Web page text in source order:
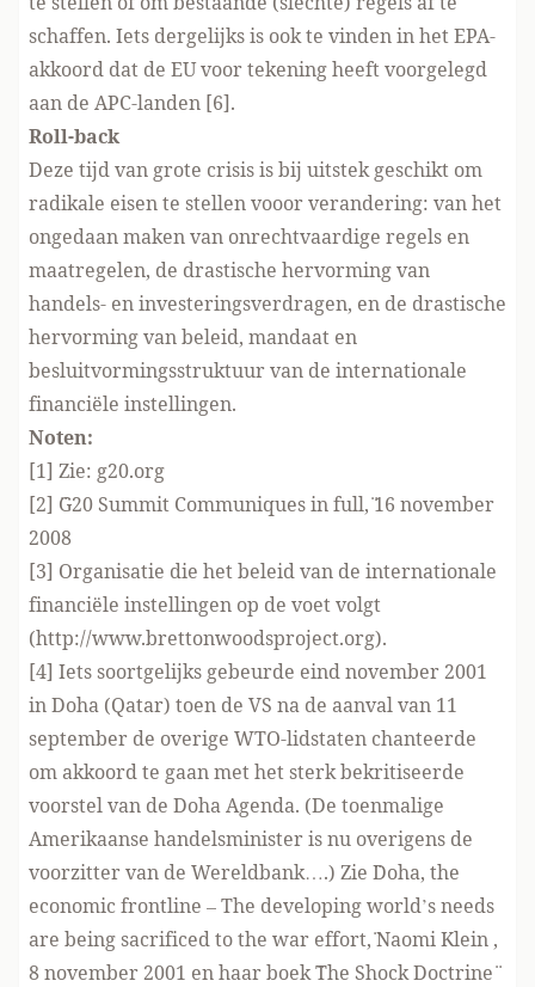
schaffen. Iets dergelijks is ook te vinden in het EPA-
akkoord dat de EU voor tekening heeft voorgelegd
aan de APC-landen [6].
Roll-back
Deze tijd van grote crisis is bij uitstek geschikt om
radikale eisen te stellen vooor verandering: van het
ongedaan maken van onrechtvaardige regels en
maatregelen, de drastische hervorming van
handels- en investeringsverdragen, en de drastische
hervorming van beleid, mandaat en
besluitvormingsstruktuur van de internationale
financiële instellingen.
Noten:
[1] Zie: g20.org
[2] ¨G20 Summit Communiques in full,¨16 november
2008
[3] Organisatie die het beleid van de internationale
financiële instellingen op de voet volgt
(http://www.brettonwoodsproject.org).
[4] Iets soortgelijks gebeurde eind november 2001
in Doha (Qatar) toen de VS na de aanval van 11
september de overige WTO-lidstaten chanteerde
om akkoord te gaan met het sterk bekritiseerde
voorstel van de Doha Agenda. (De toenmalige
Amerikaanse handelsminister is nu overigens de
voorzitter van de Wereldbank….) Zie ¨Doha, the
economic frontline – The developing world’s needs
are being sacrificed to the war effort,¨Naomi Klein ,
8 november 2001 en haar boek ¨The Shock Doctrine¨